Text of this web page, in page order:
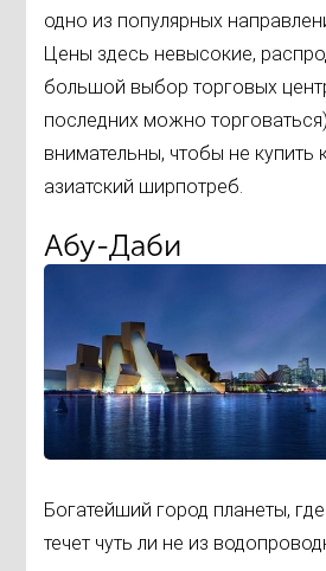
одно из популярных
Цены здесь невысокие,
большой выбор торговых
последних можно
внимательны, чтобы не купить
азиатский ширпотреб.
Абу-Даби
Богатейший город планеты, где
течет чуть ли не из